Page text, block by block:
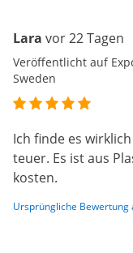
Lara vor 22 Tagen
Veröffentlicht auf
Sweden
Ich finde es
teuer. Es ist aus
kosten.
Ursprüngliche Bewertung